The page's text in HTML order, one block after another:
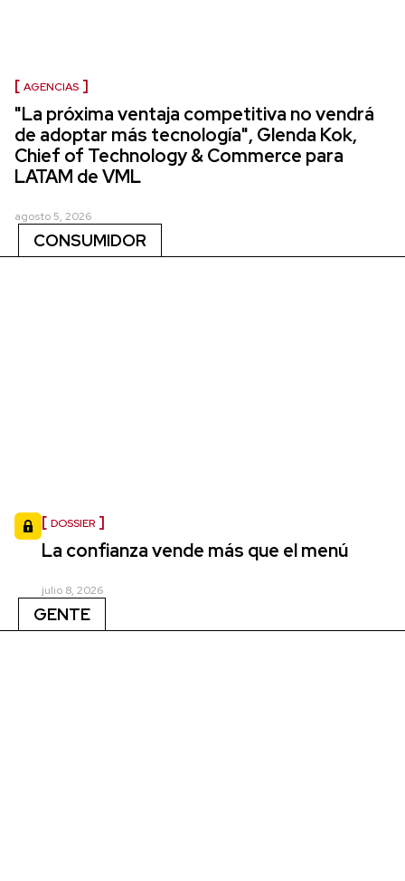
AGENCIAS
"La próxima ventaja competitiva no vendrá
de adoptar más tecnología", Glenda Kok,
Chief of Technology & Commerce para
LATAM de VML
agosto 5, 2026
CONSUMIDOR
DOSSIER
La confianza vende más que el menú
julio 8, 2026
GENTE